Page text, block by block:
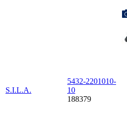
S.I.L.A.
5432-2201010-
10
188379